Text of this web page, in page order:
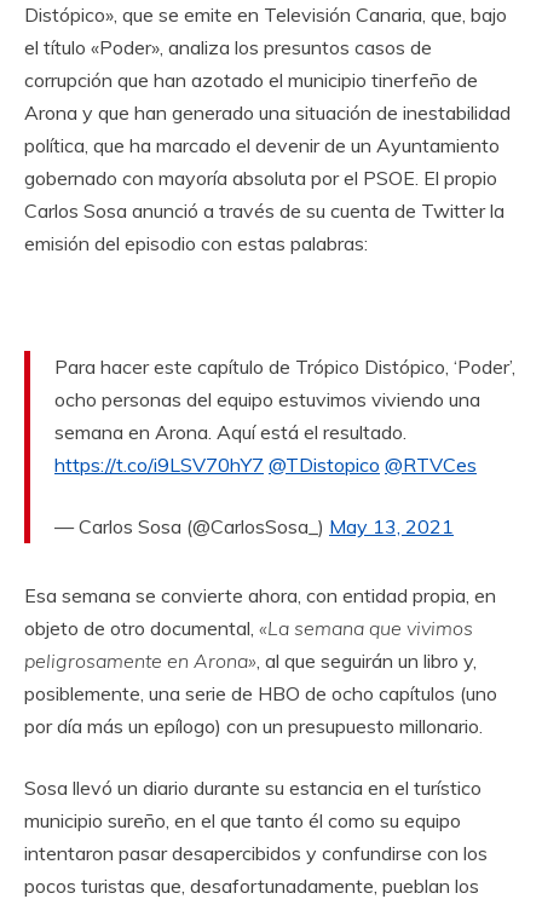
Distópico», que se emite en Televisión Canaria, que, bajo
el título «Poder», analiza los presuntos casos de
corrupción que han azotado el municipio tinerfeño de
Arona y que han generado una situación de inestabilidad
política, que ha marcado el devenir de un Ayuntamiento
gobernado con mayoría absoluta por el PSOE. El propio
Carlos Sosa anunció a través de su cuenta de Twitter la
emisión del episodio con estas palabras:
Para hacer este capítulo de Trópico Distópico, ‘Poder’,
ocho personas del equipo estuvimos viviendo una
semana en Arona. Aquí está el resultado.
https://t.co/i9LSV70hY7 @TDistopico @RTVCes
— Carlos Sosa (@CarlosSosa_) May 13, 2021
Esa semana se convierte ahora, con entidad propia, en
objeto de otro documental, «La semana que vivimos
peligrosamente en Arona» , al que seguirán un libro y,
posiblemente, una serie de HBO de ocho capítulos (uno
por día más un epílogo) con un presupuesto millonario.
Sosa llevó un diario durante su estancia en el turístico
municipio sureño, en el que tanto él como su equipo
intentaron pasar desapercibidos y confundirse con los
pocos turistas que, desafortunadamente, pueblan los